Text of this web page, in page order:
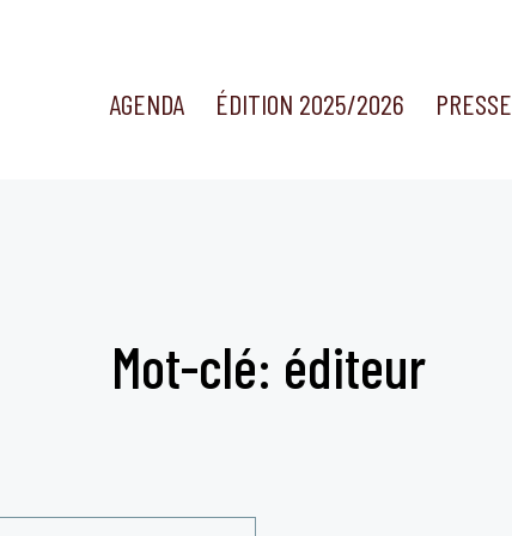
AGENDA ÉDITION 2025/2026 PRESSE
Mot-clé: éditeur